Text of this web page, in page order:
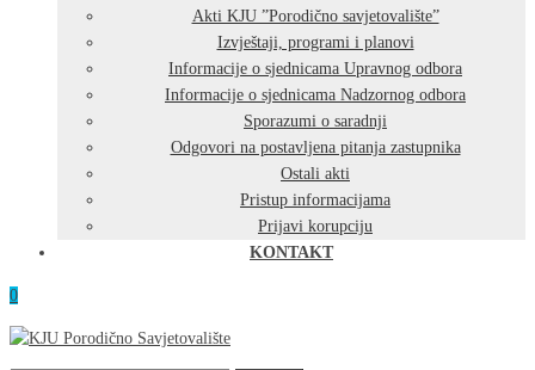
Akti KJU ”Porodično savjetovalište”
Izvještaji, programi i planovi
Informacije o sjednicama Upravnog odbora
Informacije o sjednicama Nadzornog odbora
Sporazumi o saradnji
Odgovori na postavljena pitanja zastupnika
Ostali akti
Pristup informacijama
Prijavi korupciju
KONTAKT
0